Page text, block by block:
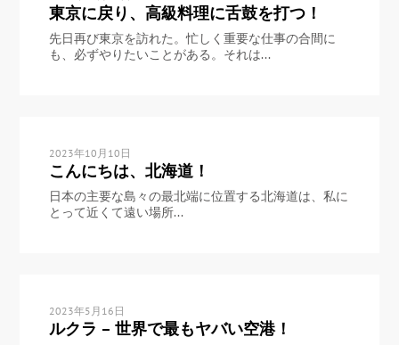
東京に戻り、高級料理に舌鼓を打つ！
先日再び東京を訪れた。忙しく重要な仕事の合間に
も、必ずやりたいことがある。それは...
2023年10月10日
こんにちは、北海道！
日本の主要な島々の最北端に位置する北海道は、私に
とって近くて遠い場所...
2023年5月16日
ルクラ – 世界で最もヤバい空港！